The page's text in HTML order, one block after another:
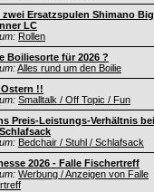
zwei Ersatzspulen Shimano Big
LC
Rollen
Boiliesorte für 2026 ?
Alles rund um den Boilie
!!
Smalltalk / Off Topic / Fun
Preis-Leistungs-Verhältnis bei
Bedchair / Stuhl / Schlafsack
2026 - Falle Fischertreff
Werbung / Anzeigen von Falle